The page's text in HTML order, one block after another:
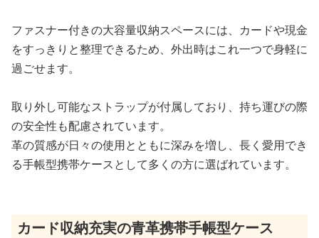
ファスナー付きの大容量収納スペースには、カードや現金
をすっきりと整理できるため、外出時はこれ一つで身軽に
過ごせます。
取り外し可能なストラップが付属しており、持ち運びの際
の安全性も配慮されています。
革の質感が日々の使用とともに深みを増し、長く愛用でき
る手帳型携帯ケースとして多くの方に選ばれています。
カード収納充実の青革携帯手帳型ケース